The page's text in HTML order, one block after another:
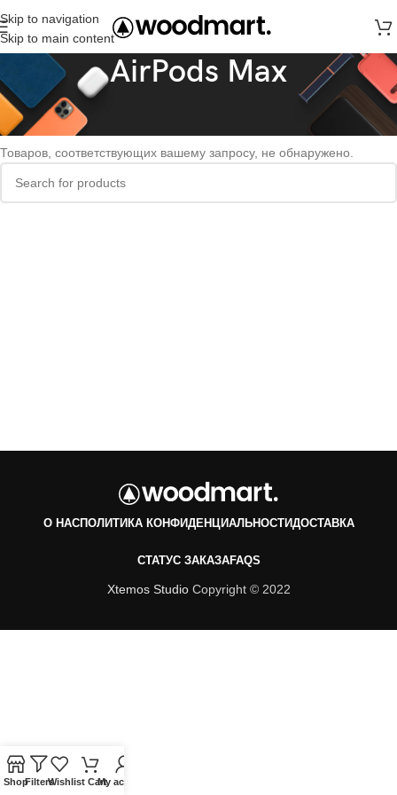
Skip to navigation
Skip to main content
AirPods Max
Главная AirPods
Товаров, соответствующих вашему запросу, не обнаружено.
О НАСПОЛИТИКА КОНФИДЕНЦИАЛЬНОСТИДОСТАВКА
СТАТУС ЗАКАЗАFAQS
Xtemos StudioCopyright © 2022
ShopFiltersWishlist CartMy account